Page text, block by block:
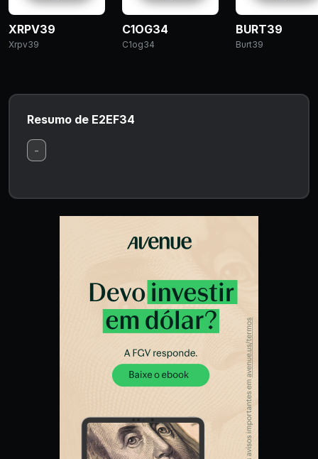
XRPV39
Xrpv39
C1OG34
C1og34
BURT39
Burt39
Resumo de E2EF34
-